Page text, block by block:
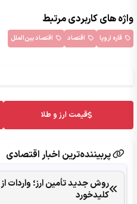
واژه های کاربردی مرتبط
قاره اروپا اقتصاد اقتصاد بین‌الملل
قیمت ارز و طلا
پربیننده‌ترین اخبار اقتصادی
روش جدید تأمین ارز؛ واردات
کلیدخورد